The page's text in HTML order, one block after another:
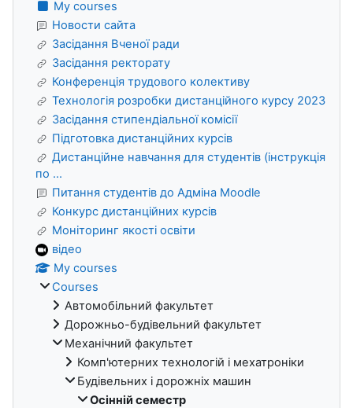
My courses
Новости сайта
Засідання Вченої ради
Засідання ректорату
Конференція трудового колективу
Технологія розробки дистанційного курсу 2023
Засідання стипендіальної комісії
Підготовка дистанційних курсів
Дистанційне навчання для студентів (інструкція
по ...
Питання студентів до Адміна Moodle
Конкурс дистанційних курсів
Моніторинг якості освіти
відео
My courses
Courses
Автомобільний факультет
Дорожньо-будівельний факультет
Механічний факультет
Комп'ютерних технологій і мехатроніки
Будівельних і дорожніх машин
Осінній семестр